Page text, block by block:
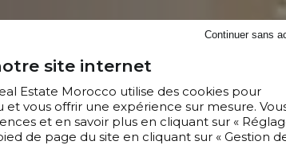
site internet
Estate Morocco utilise des cookies pour
vous offrir une expérience sur mesure.
et en savoir plus en cliquant sur «
de page du site en cliquant sur « Gestion
Continuer sans